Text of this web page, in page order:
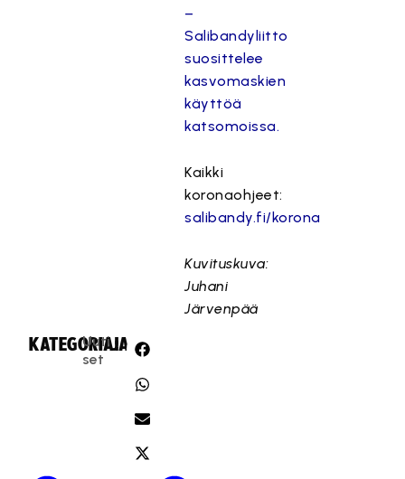
–
Salibandyliitto
suosittelee
kasvomaskien
käyttöä
katsomoissa.
Kaikki
koronaohjeet:
salibandy.fi/korona
Kuvituskuva:
Juhani
Järvenpää
KATEGORIA:
Uuti
set
JAA: